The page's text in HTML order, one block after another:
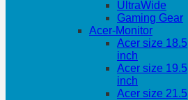
UltraWide
Gaming Gear
Acer-Monitor
Acer size 18.5
inch
Acer size 19.5
inch
Acer size 21.5